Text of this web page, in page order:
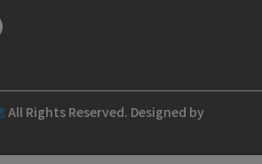
All Rights Reserved. Designed by